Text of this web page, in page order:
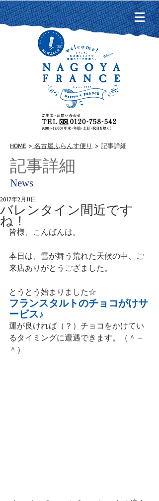
HOME > 名古屋ふらんす便り > 記事詳細
記事詳細
News
バレンタイン間近です
ね！
2017年2月11日
皆様、こんばんは。
本日は、雪が舞う荒れた天候の中、ご
来店ありがとうござました。
とうとう始まりました☆
フランスタルトのチョコがけサ
ービス♪
運が良ければ（？）チョコをかけてい
るタイミングに遭遇できます。（＾－
＾）